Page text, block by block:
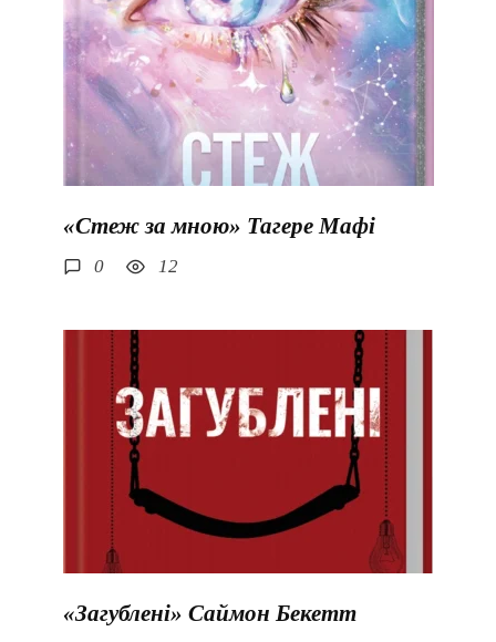
«Стеж за мною» Тагере Мафі
0 12
«Загублені» Саймон Бекетт